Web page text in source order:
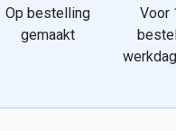
Op bestelling
gemaakt
Voor